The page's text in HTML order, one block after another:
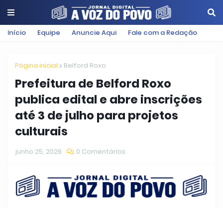
Início Equipe Anuncie Aqui Fale com a Redação
Página inicial Belford Roxo
Prefeitura de Belford Roxo
publica edital e abre inscrições
até 3 de julho para projetos
culturais
junho 25, 2026 0 Comentários